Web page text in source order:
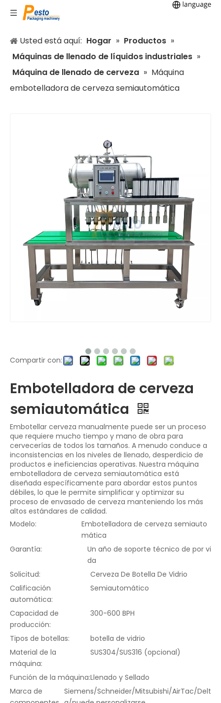
Usted está aquí: Hogar » Productos »
Máquinas de llenado de líquidos industriales »
Máquina de llenado de cerveza » Máquina
embotelladora de cerveza semiautomática
Compartir con:
Embotelladora de cerveza
semiautomática
Embotellar cerveza manualmente puede ser un proceso
que requiere mucho tiempo y mano de obra para
cervecerías de todos los tamaños. A menudo conduce a
inconsistencias en los niveles de llenado, desperdicio de
productos e ineficiencias operativas. Nuestra máquina
embotelladora de cerveza semiautomática está
diseñada específicamente para abordar estos puntos
débiles, lo que le permite simplificar y optimizar su
proceso de envasado de cerveza manteniendo los más
altos estándares de calidad.
Modelo:
Embotelladora de cerveza semiauto
mática
Garantía:
Un año de soporte técnico de por vi
da
Solicitud:
Cerveza De Botella De Vidrio
Calificación
automática:
Semiautomático
Capacidad de
producción:
300-600 BPH
Tipos de botellas:
botella de vidrio
Material de la
máquina:
SUS304/SUS316 (opcional)
Función de la máquina:Llenado y Sellado
Marca de
Siemens/Schneider/Mitsubishi/AirTac/Delt